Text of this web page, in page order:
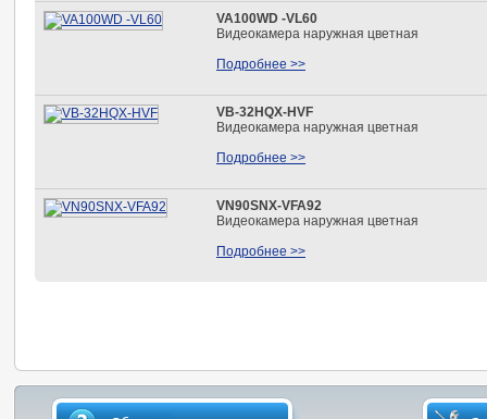
VA100WD -VL60
Видеокамера наружная цветная
Подробнее >>
VB-32HQX-HVF
Видеокамера наружная цветная
Подробнее >>
VN90SNX-VFA92
Видеокамера наружная цветная
Подробнее >>